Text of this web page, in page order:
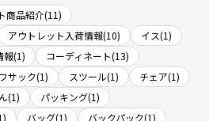
商品紹介(11)
アウトレット入荷情報(10)
イス(1)
報(1)
コーディネート(13)
サック(1) スツール(1)
チェア(1)
(1)
パッキング(1)
バッグ(1)
バックパック(1)